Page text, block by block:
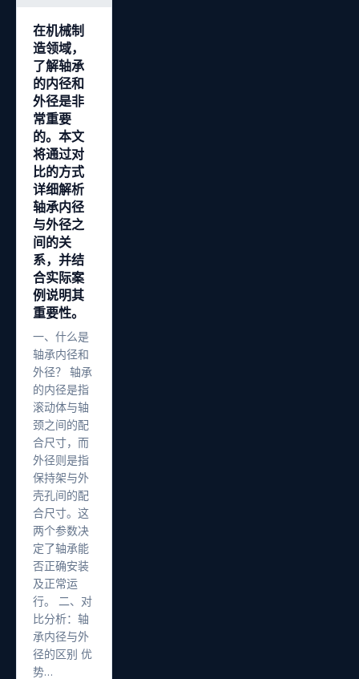
在机械制
造领域，
了解轴承
的内径和
外径是非
常重要
的。本文
将通过对
比的方式
详细解析
轴承内径
与外径之
间的关
系，并结
合实际案
例说明其
重要性。
一、什么是
轴承内径和
外径？ 轴承
的内径是指
滚动体与轴
颈之间的配
合尺寸，而
外径则是指
保持架与外
壳孔间的配
合尺寸。这
两个参数决
定了轴承能
否正确安装
及正常运
行。 二、对
比分析：轴
承内径与外
径的区别 优
势…